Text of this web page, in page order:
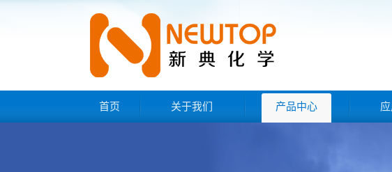
首页 关于我们 产品中心